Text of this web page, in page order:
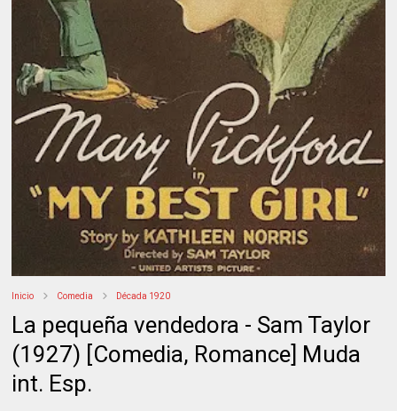
Inicio Comedia Década 1920
La pequeña vendedora - Sam Taylor
(1927) [Comedia, Romance] Muda
int. Esp.